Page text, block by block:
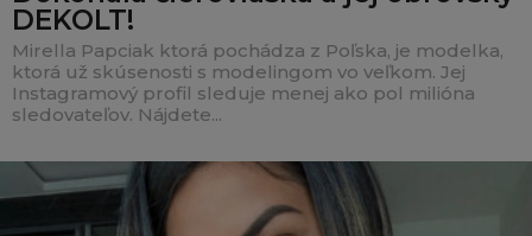
DEKOLT!
Mirella Papciak ktorá pochádza z Poľska, je modelka,
ktorá už skúsenosti s modelingom vo veľkom. Jej
Instagramový profil sleduje menej ako pol milióna
sledovateľov. Nájdete...